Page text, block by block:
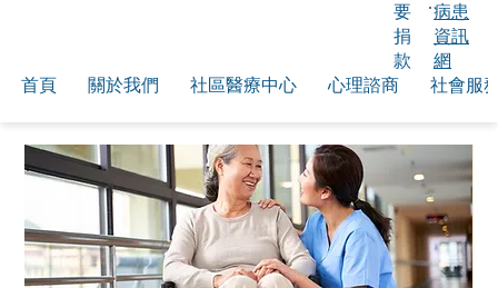
首頁 關於我們 社區醫療中心 心理諮商 社會服
要
捐
款
病患
資訊
網